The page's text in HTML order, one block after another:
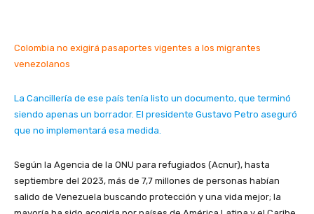
Colombia no exigirá pasaportes vigentes a los migrantes
venezolanos
La Cancillería de ese país tenía listo un documento, que terminó
siendo apenas un borrador. El presidente Gustavo Petro aseguró
que no implementará esa medida.
Según la Agencia de la ONU para refugiados (Acnur), hasta
septiembre del 2023, más de 7,7 millones de personas habían
salido de Venezuela buscando protección y una vida mejor; la